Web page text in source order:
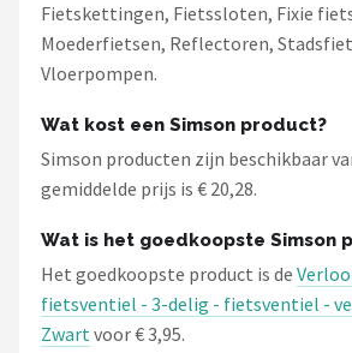
Fietskettingen, Fietssloten, Fixie
Moederfietsen, Reflectoren,
Vloerpompen.
Wat kost een Simson product?
Simson producten zijn beschikbaar
gemiddelde prijs is € 20,28.
Wat is het goedkoopste Simson
Het goedkoopste product is de
fietsventiel - 3-delig - fietsventiel -
Zwartvoor € 3,95.